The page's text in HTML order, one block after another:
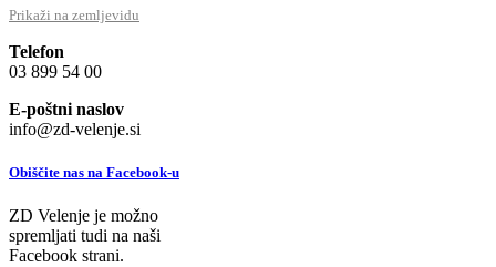
Prikaži na zemljevidu
Telefon
03 899 54 00
E-poštni naslov
info@zd-velenje.si
Obiščite nas na Facebook-u
ZD Velenje je možno
spremljati tudi na naši
Facebook strani.